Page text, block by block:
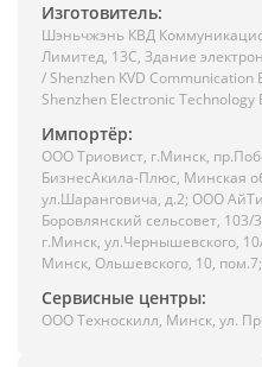
Изготовитель:
Шэньчжэнь КВД
Лимитед, 13C, Здание
/ Shenzhen KVD Communication
Shenzhen Electronic Technology
Импортёр:
ООО Триовист, г.Минск,
БизнесАкила-Плюс, Минская
ул.Шаранговича, д.2; ООО
Боровлянский сельсовет,
г.Минск, ул.Чернышевского,
Минск, Ольшевского, 10, пом.7;
Сервисные центры:
ООО Техноскилл, Минск, ул.